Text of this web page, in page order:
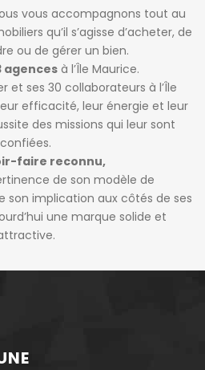
vous accompagnons tout au
qu’il s’agisse d’acheter, de
ou de gérer un bien.
agencesà l’Île Maurice.
et ses 30 collaborateurs à l’Île
efficacité, leur énergie et leur
des missions qui leur sont
confiées.
faire reconnu,
de son modèle de
son implication aux côtés de ses
une marque solide et